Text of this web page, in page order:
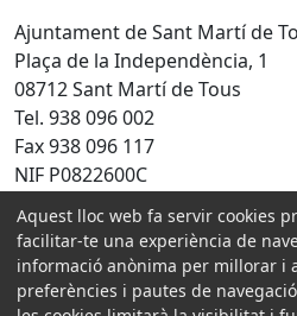
Ajuntament de Sant Martí de
Plaça de la Independència, 1
08712 Sant Martí de Tous
Tel. 938 096 002
Fax 938 096 117
NIF P0822600C
Amb la col·laboració de:
Aquest lloc web fa servir cookies
facilitar-te una experiència de
informació anònima per millorar i
preferències i pautes de